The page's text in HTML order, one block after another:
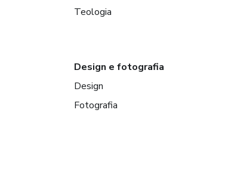
Teologia
Design e fotografia
Design
Fotografia